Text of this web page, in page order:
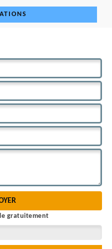
gratuitement